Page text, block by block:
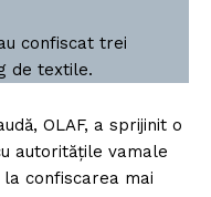
confiscat trei
de textile.
OLAF, a sprijinit o
autoritățile vamale
la confiscarea mai